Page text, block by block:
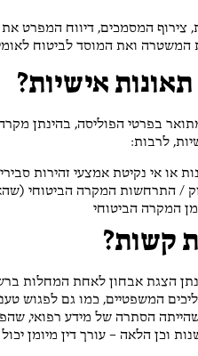
המסמכים, דיווח המפרט
המשטרה ואת המוסד לביטוח
אישיות?
בפרטי הפוליסה, בהינתן
לרבות:
או אי נקיטת אמצעי זהירות
/ התרחשות המקרה הביטוחי
המקרה הביטוחי
קשות?
הצגת אבחון לאחת המחלות
המשפטיים, כמו גם לפגוש
הסתרה של מידע רפואי,
וכן הלאה – עורך דין מיומן